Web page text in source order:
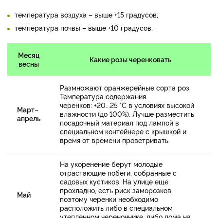
температура воздуха – выше +15 градусов;
температура почвы – выше +10 градусов.
Месяц
весны
Какие розы черенковать
Март–
апрель
Размножают оранжерейные сорта роз.
Температура содержания
черенков: +20...25 °С в условиях высокой
влажности (до 100%). Лучше разместить
посадочный материал под лампой в
специальном контейнере с крышкой и
время от времени проветривать.
Май
На укоренение берут молодые
отрастающие побеги, собранные с
садовых кустиков. На улице еще
прохладно, есть риск заморозков,
поэтому черенки необходимо
расположить либо в специальном
утепленном череночнике, либо дома на